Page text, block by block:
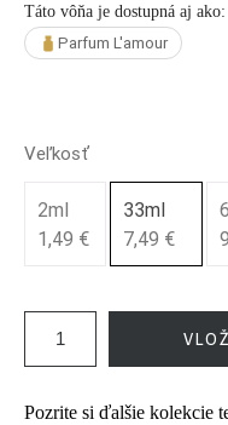
Táto vôňa je dostupná aj ako:
Parfum L'amour
Veľkosť
2ml
1,49 €
33ml
7,49 €
Pozrite si ďalšie kolekcie